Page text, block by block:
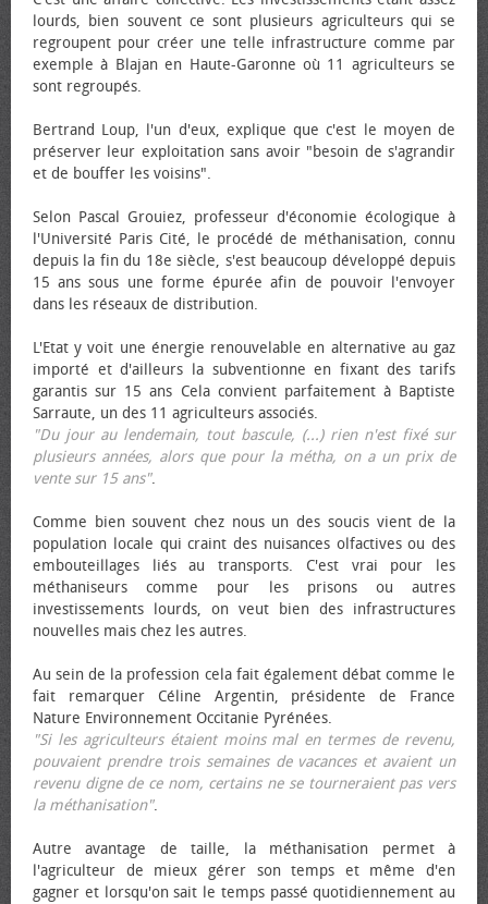
lourds, bien souvent ce sont plusieurs agriculteurs qui se
regroupent pour créer une telle infrastructure comme par
exemple à Blajan en Haute-Garonne où 11 agriculteurs se
sont regroupés.
Bertrand Loup, l'un d'eux, explique que c'est le moyen de
préserver leur exploitation sans avoir "besoin de s'agrandir
et de bouffer les voisins".
Selon Pascal Grouiez, professeur d'économie écologique à
l'Université Paris Cité, le procédé de méthanisation, connu
depuis la fin du 18e siècle, s'est beaucoup développé depuis
15 ans sous une forme épurée afin de pouvoir l'envoyer
dans les réseaux de distribution.
L'Etat y voit une énergie renouvelable en alternative au gaz
importé et d'ailleurs la subventionne en fixant des tarifs
garantis sur 15 ans Cela convient parfaitement à Baptiste
Sarraute, un des 11 agriculteurs associés.
"Du jour au lendemain, tout bascule, (...) rien n'est fixé sur
plusieurs années, alors que pour la métha, on a un prix de
vente sur 15 ans".
Comme bien souvent chez nous un des soucis vient de la
population locale qui craint des nuisances olfactives ou des
embouteillages liés au transports. C'est vrai pour les
méthaniseurs comme pour les prisons ou autres
investissements lourds, on veut bien des infrastructures
nouvelles mais chez les autres.
Au sein de la profession cela fait également débat comme le
fait remarquer Céline Argentin, présidente de France
Nature Environnement Occitanie Pyrénées.
"Si les agriculteurs étaient moins mal en termes de revenu,
pouvaient prendre trois semaines de vacances et avaient un
revenu digne de ce nom, certains ne se tourneraient pas vers
la méthanisation".
Autre avantage de taille, la méthanisation permet à
l'agriculteur de mieux gérer son temps et même d'en
gagner et lorsqu'on sait le temps passé quotidiennement au